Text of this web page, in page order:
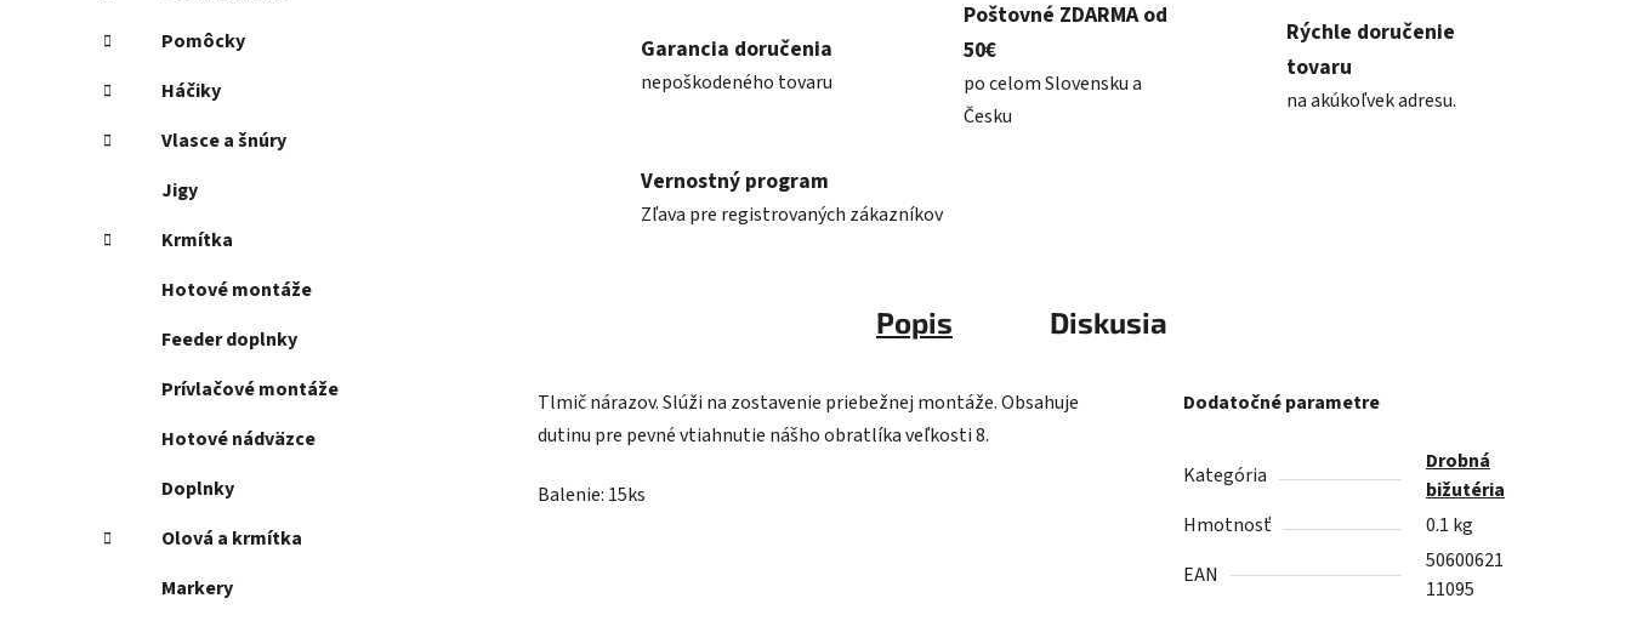
Pomôcky
Háčiky
Vlasce a šnúry
Jigy
Krmítka
Hotové montáže
Feeder doplnky
Prívlačové montáže
Hotové nádväzce
Doplnky
Olová a krmítka
Markery
Garancia doručenia
nepoškodeného tovaru
Poštovné ZDARMA od
50€
po celom Slovensku a
Česku
Rýchle doručenie
tovaru
na akúkoľvek adresu.
Vernostný program
Zľava pre registrovaných zákazníkov
Popis Diskusia
Tlmič nárazov. Slúži na zostavenie priebežnej montáže. Obsahuje
dutinu pre pevné vtiahnutie nášho obratlíka veľkosti 8.​
Balenie: 15ks
Dodatočné parametre
Kategória
Drobná
bižutéria
Hmotnosť
0.1 kg
EAN
50600621
11095